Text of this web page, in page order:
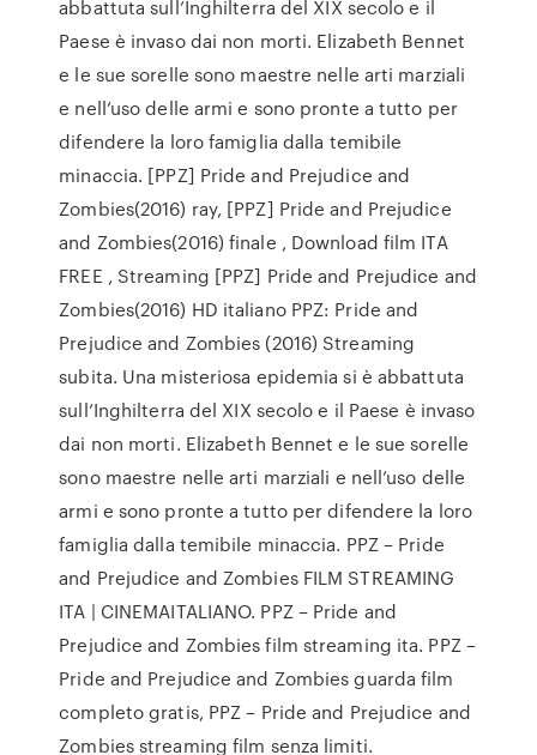
abbattuta sull’Inghilterra del XIX secolo e il
Paese è invaso dai non morti. Elizabeth Bennet
e le sue sorelle sono maestre nelle arti marziali
e nell’uso delle armi e sono pronte a tutto per
difendere la loro famiglia dalla temibile
minaccia. [PPZ] Pride and Prejudice and
Zombies(2016) ray, [PPZ] Pride and Prejudice
and Zombies(2016) finale , Download film ITA
FREE , Streaming [PPZ] Pride and Prejudice and
Zombies(2016) HD italiano PPZ: Pride and
Prejudice and Zombies (2016) Streaming
subita. Una misteriosa epidemia si è abbattuta
sull’Inghilterra del XIX secolo e il Paese è invaso
dai non morti. Elizabeth Bennet e le sue sorelle
sono maestre nelle arti marziali e nell’uso delle
armi e sono pronte a tutto per difendere la loro
famiglia dalla temibile minaccia. PPZ – Pride
and Prejudice and Zombies FILM STREAMING
ITA | CINEMAITALIANO. PPZ – Pride and
Prejudice and Zombies film streaming ita. PPZ –
Pride and Prejudice and Zombies guarda film
completo gratis, PPZ – Pride and Prejudice and
Zombies streaming film senza limiti.